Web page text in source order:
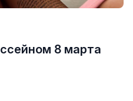
8 марта